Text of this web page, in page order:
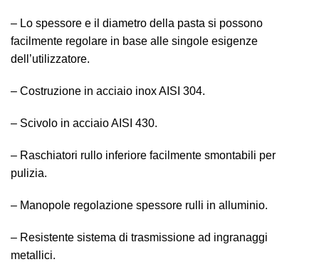
– Lo spessore e il diametro della pasta si possono
facilmente regolare in base alle singole esigenze
dell’utilizzatore.
– Costruzione in acciaio inox AISI 304.
– Scivolo in acciaio AISI 430.
– Raschiatori rullo inferiore facilmente smontabili per
pulizia.
– Manopole regolazione spessore rulli in alluminio.
– Resistente sistema di trasmissione ad ingranaggi
metallici.